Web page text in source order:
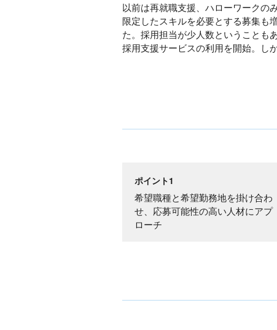
以前は再就職支援、ハローワークの
限定したスキルを必要とする募集も
た。採用担当が少人数ということも
採用支援サービスの利用を開始。し
ポイント1
希望職種と希望勤務地を掛け合わ
せ、応募可能性の高い人材にアプ
ローチ